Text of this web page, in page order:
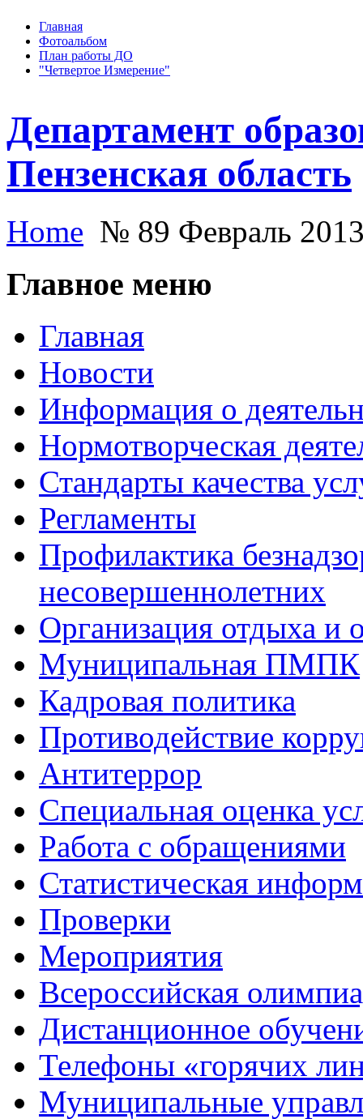
Главная
Фотоальбом
План работы ДО
"Четвертое Измерение"
Департамент
Пензенская область
Home № 89 Февраль
Главное меню
Главная
Новости
Информация о
Нормотворческая
Стандарты качества
Регламенты
Профилактика
несовершеннолетних
Организация отдыха и
Муниципальная ПМПК
Кадровая политика
Противодействие
Антитеррор
Специальная оценка
Работа с обращениями
Статистическая
Проверки
Мероприятия
Всероссийская
Дистанционное
Телефоны «горячих
Муниципальные